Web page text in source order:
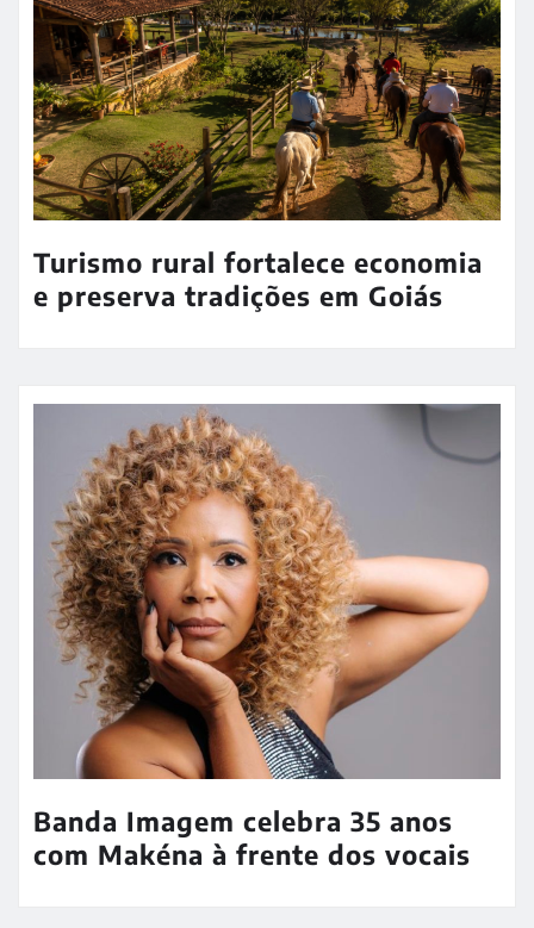
Turismo rural fortalece economia
e preserva tradições em Goiás
Banda Imagem celebra 35 anos
com Makéna à frente dos vocais